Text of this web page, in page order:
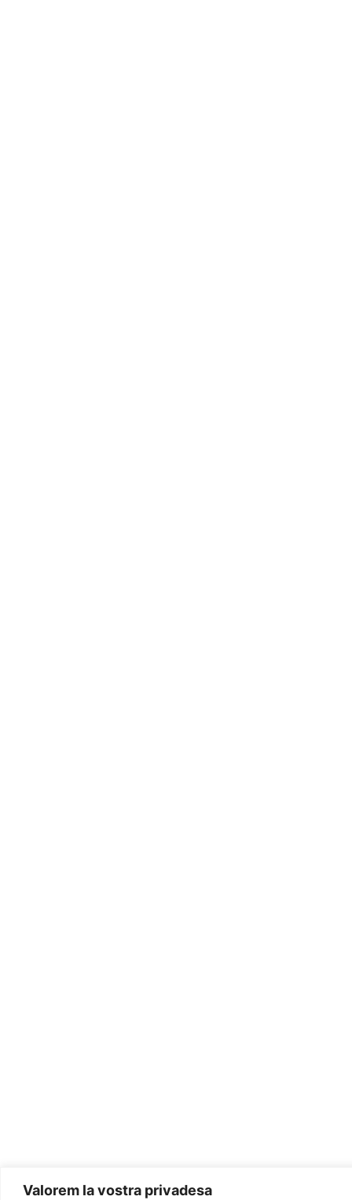
Valorem la vostra privadesa